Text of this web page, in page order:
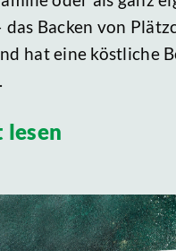
Backen von
hat eine köstliche
lesen